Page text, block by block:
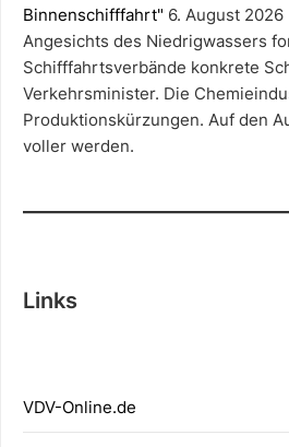
Binnenschifffahrt" 6. August 2026
Angesichts des Niedrigwassers
Schifffahrtsverbände konkrete
Verkehrsminister. Die
Produktionskürzungen. Auf den
voller werden.
Links
VDV-Online.de